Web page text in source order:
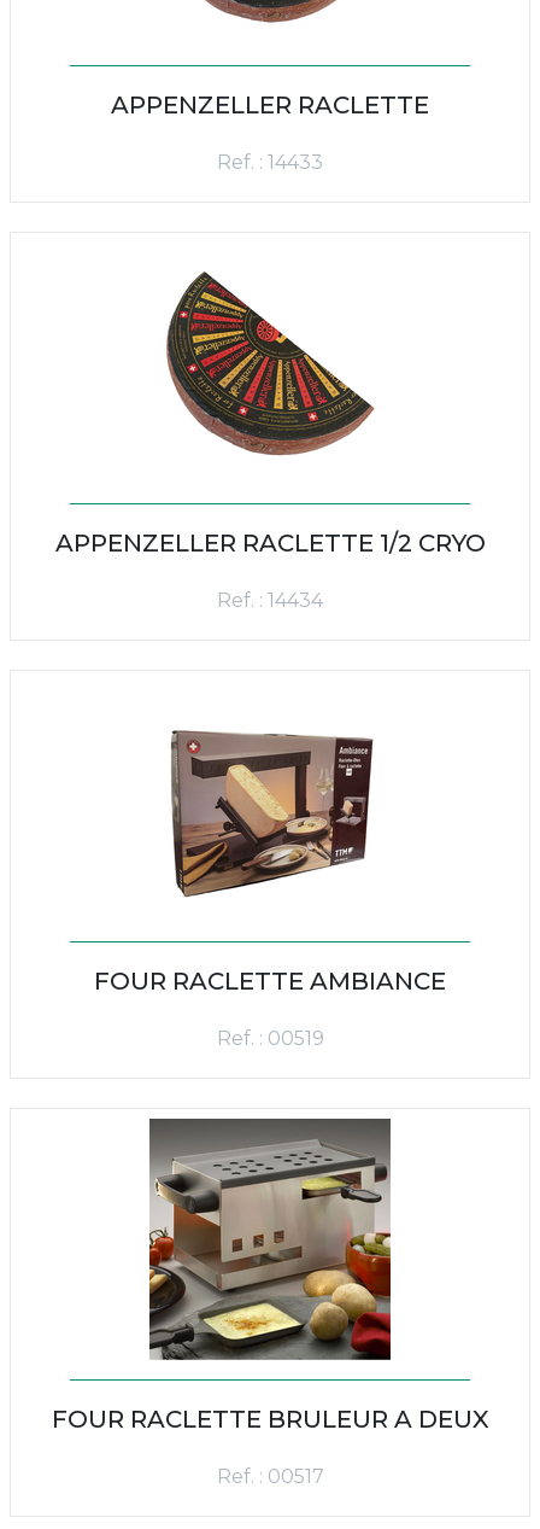
APPENZELLER RACLETTE
Ref. : 14433
APPENZELLER RACLETTE 1/2 CRYO
Ref. : 14434
FOUR RACLETTE AMBIANCE
Ref. : 00519
FOUR RACLETTE BRULEUR A DEUX
Ref. : 00517